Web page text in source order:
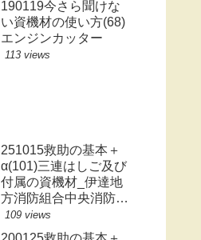
190119今さら聞けな
い資機材の使い方(68)
エンジンカッター
113 views
251015救助の基本＋
α(101)三連はしご及び
付属の資機材_伊達地
方消防組合中央消防署
_後藤一真
109 views